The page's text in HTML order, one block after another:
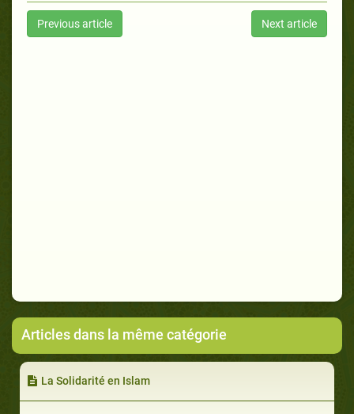
Previous article Next article
Articles dans la même catégorie
La Solidarité en Islam